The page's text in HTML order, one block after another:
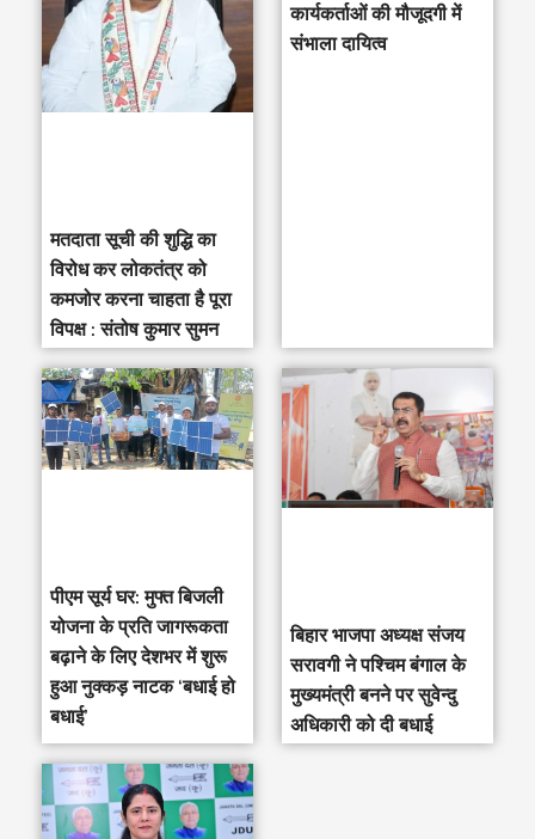
मतदाता सूची की शुद्धि का
विरोध कर लोकतंत्र को
कमजोर करना चाहता है पूरा
विपक्ष : संतोष कुमार सुमन
कार्यकर्ताओं की मौजूदगी में
संभाला दायित्व
पीएम सूर्य घर: मुफ्त बिजली
योजना के प्रति जागरूकता
बढ़ाने के लिए देशभर में शुरू
हुआ नुक्कड़ नाटक ‘बधाई हो
बधाई’
‎बिहार भाजपा अध्यक्ष संजय
सरावगी ने पश्चिम बंगाल के
मुख्यमंत्री बनने पर सुवेन्दु
अधिकारी को दी बधाई